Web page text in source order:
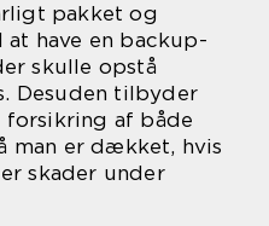
pakket og
have en backup-
skulle opstå
Desuden tilbyder
af både
man er dækket, hvis
skader under